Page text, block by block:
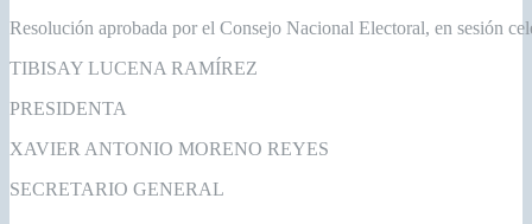
Resolución aprobada por el Consejo Nacional Electoral, en sesión
TIBISAY LUCENA RAMÍREZ
PRESIDENTA
XAVIER ANTONIO MORENO REYES
SECRETARIO GENERAL